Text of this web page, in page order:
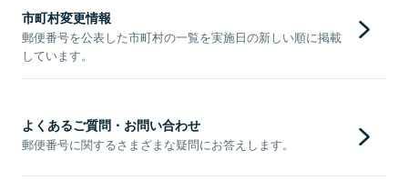
市町村変更情報
郵便番号を公表した市町村の一覧を実施日の新しい順に掲載
しています。
よくあるご質問・お問い合わせ
郵便番号に関するさまざまな疑問にお答えします。